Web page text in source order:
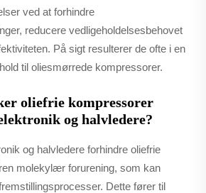
ved at forhindre
reducere vedligeholdelsesbehovet
På sigt resulterer de ofte i en
til oliesmørrede kompressorer.
oliefrie kompressorer
og halvledere?
og halvledere forhindre oliefrie
molekylær forurening, som kan
Dette fører til